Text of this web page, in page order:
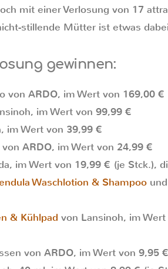
mit einer Verlosung von 17
stillende Mütter ist etwas
gewinnen:
von ARDO, im Wert von 169,00 €
im Wert von 99,99 €
im Wert von 39,99 €
ARDO, im Wert von 24,99 €
im Wert von 19,99 € (je Stck.),
Waschlotion & Shampoo
& Kühlpad von Lansinoh, im
von ARDO, im Wert von 9,95